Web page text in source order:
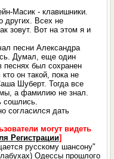
Масик - клавишники.
других. Всех не
зовут. Вот на этом я и
песни Александра
Думал, еще один
песнях был сохранен
он такой, пока не
Шуберт. Тогда все
а фамилию не знал.
сошлись.
согласился дать
могут видеть
Регистрации]
русскому шансону"
Одессы прошлого